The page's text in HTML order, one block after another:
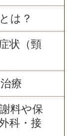
は？
状（頸
療
料や保
科・接